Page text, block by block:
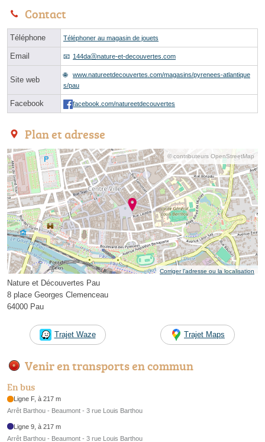
Contact
Téléphone Téléphoner au magasin de jouets
Email 144daⓐnature-et-decouvertes.com
Site web
www.natureetdecouvertes.com/magasins/pyrenees-atlantique
s/pau
Facebook facebook.com/natureetdecouvertes
Plan et adresse
© contributeurs OpenStreetMap
Corriger l’adresse ou la localisation
Nature et Découvertes Pau
8 place Georges Clemenceau
64000 Pau
Trajet Waze Trajet Maps
Venir en transports en commun
En bus
Ligne F, à 217 m
Arrêt Barthou - Beaumont - 3 rue Louis Barthou
Ligne 9, à 217 m
Arrêt Barthou - Beaumont - 3 rue Louis Barthou